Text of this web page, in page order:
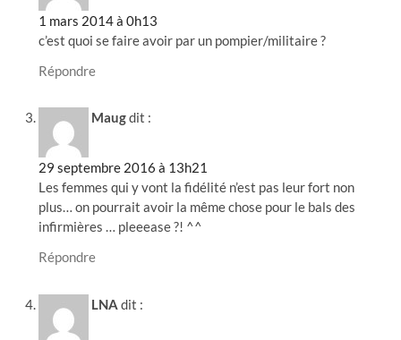
1 mars 2014 à 0h13
c’est quoi se faire avoir par un pompier/militaire ?
Répondre
Maugdit :
29 septembre 2016 à 13h21
Les femmes qui y vont la fidélité n’est pas leur fort non
plus… on pourrait avoir la même chose pour le bals des
infirmières … pleeease ?! ^^
Répondre
LNA dit :